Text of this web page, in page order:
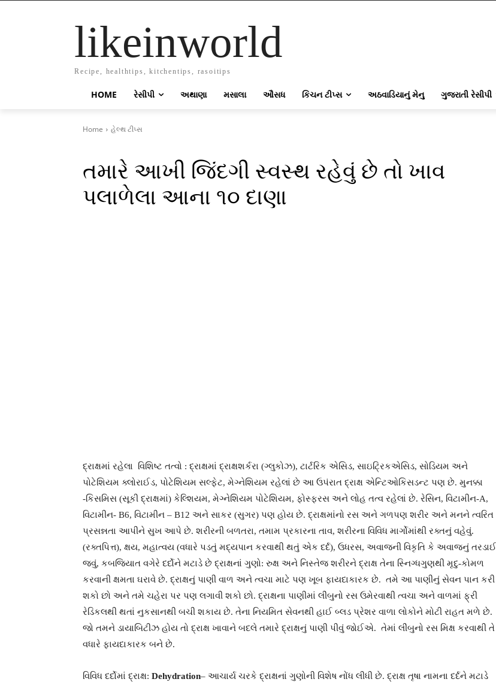
likeinworld
Recipe, healthtips, kitchentips, rasoitips
HOME રેસીપી અથાણા મસાલા ઔસધ કિચન ટીપ્સ અઠવાડિયાનું મેનુ ગુજરાતી રેસીપી
Home હેલ્થ ટીપ્સ
તમારે આખી જિંદગી સ્વસ્થ રહેવું છે તો ખાવ
પલાળેલા આના ૧૦ દાણા
દ્રાક્ષમાં રહેલા વિશિષ્ટ તત્વો : દ્રાક્ષમાં દ્રાક્ષશર્કરા (ગ્લુકોઝ), ટાર્ટરિક એસિડ, સાઇટ્રિકએસિડ, સોડિયમ અને
પોટેશિયમ ક્લોરાઈડ, પોટેશિયમ સલ્ફેટ, મેગ્નેશિયમ રહેલાં છે આ ઉપંરાત દ્રાક્ષ એન્ટિઓકિસડન્ટ પણ છે. મુનક્કા
-કિસમિસ (સૂકી દ્રાક્ષમાં) કેલ્શિયમ, મેગ્નેશિયમ પોટેશિયમ, ફોસ્ફરસ અને લોહ તત્વ રહેલાં છે. રેસિન, વિટામીન-A,
વિટામીન- B6, વિટામીન – B12 અને સાકર (સુગર) પણ હોય છે. દ્રાક્ષમાંનો રસ અને ગળપણ શરીર અને મનને ત્વરિત
પ્રસન્નતા આપીને સુખ આપે છે. શરીરની બળતરા, તમામ પ્રકારના તાવ, શરીરના વિવિધ માર્ગોમાંથી રક્તનું વહેવું.
(રક્તપિત્ત), ક્ષય, મહાત્વય (વધારે પડતું મદ્યપાન કરવાથી થતું એક દર્દ), ઉધરસ, અવાજની વિકૃતિ કે અવાજનું તરડાઈ
જવું, કબજિયાત વગેરે દર્દોને મટાડે છે દ્રાક્ષનાં ગુણો: રુક્ષ અને નિસ્તેજ શરીરને દ્રાક્ષ તેના સ્નિગ્ધગુણથી મૃદુ-કોમળ
કરવાની ક્ષમતા ઘરાવે છે. દ્રાક્ષનું પાણી વાળ અને ત્વચા માટે પણ ખૂબ ફાયદાકારક છે. તમે આ પાણીનું સેવન પાન કરી
શકો છો અને તમે ચહેરા પર પણ લગાવી શકો છો. દ્રાક્ષના પાણીમાં લીંબુનો રસ ઉમેરવાથી ત્વચા અને વાળમાં ફ્રી
રેડિકલથી થતાં નુકસાનથી બચી શકાય છે. તેના નિયમિત સેવનથી હાઈ બ્લડ પ્રેશર વાળા લોકોને મોટી રાહત મળે છે.
જો તમને ડાયાબિટીઝ હોય તો દ્રાક્ષ ખાવાને બદલે તમારે દ્રાક્ષનું પાણી પીવું જોઈએ. તેમાં લીંબુનો રસ મિક્ષ કરવાથી તે
વધારે ફાયદાકારક બને છે.
વિવિધ દર્દોમાં દ્રાક્ષ: Dehydration– આચાર્ય ચરકે દ્રાક્ષનાં ગુણોની વિશેષ નોંધ લીધી છે. દ્રાક્ષ તૃષા નામના દર્દને મટાડે